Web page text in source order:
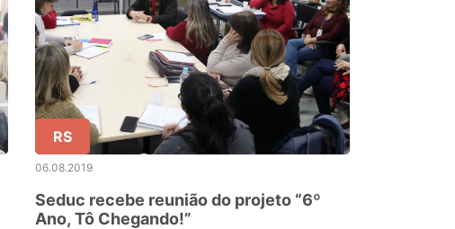
RS
06.08.2019
Seduc recebe reunião do projeto “6º
Ano, Tô Chegando!”